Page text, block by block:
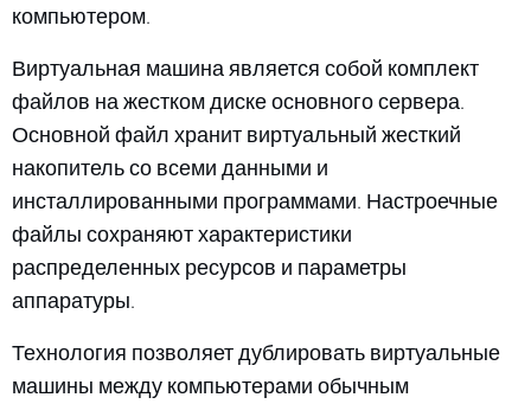
компьютером.
Виртуальная машина является собой комплект
файлов на жестком диске основного сервера.
Основной файл хранит виртуальный жесткий
накопитель со всеми данными и
инсталлированными программами. Настроечные
файлы сохраняют характеристики
распределенных ресурсов и параметры
аппаратуры.
Технология позволяет дублировать виртуальные
машины между компьютерами обычным